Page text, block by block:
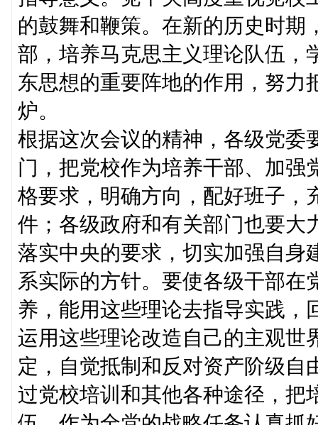
的鼓舞和鞭策。在新的历史时期
部，培养马克思主义理论队伍，
东思想的重要阵地的作用，努力
炉。
根据这次会议的精神，各级党委
门，把党校作为培养干部、加强
格要求，明确方向，配好班子，
件；各级政府和有关部门也要大
落实中央的要求，切实加强自身
系实际的方针。要使各级干部在
养，能用这些理论去指导实践，
运用这些理论改造自己的主观世
定，自觉抵制和反对资产阶级自
过党校培训和其他各种途径，把